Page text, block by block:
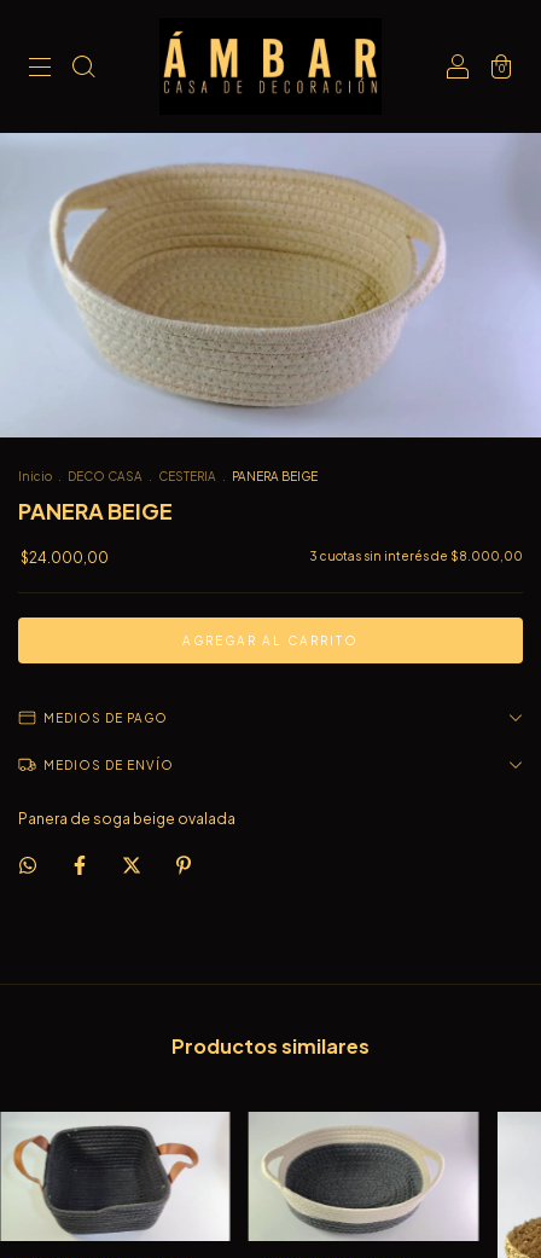
0
Inicio DECO CASA CESTERIA PANERA BEIGE
PANERA BEIGE
$24.000,00 3 cuotas sin interés de $8.000,00
MEDIOS DE PAGO
MEDIOS DE ENVÍO
Panera de soga beige ovalada
Productos similares